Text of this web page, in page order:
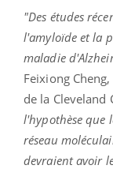
"Des études
l'amyloïde et la
maladie
Feixiong
de la Cleveland
l'hypothèse que
réseau
devraient avoir